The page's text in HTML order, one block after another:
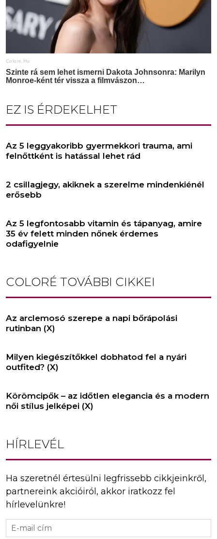
EZ IS ÉRDEKELHET
Az 5 leggyakoribb gyermekkori trauma, ami
felnőttként is hatással lehet rád
2 csillagjegy, akiknek a szerelme mindenkiénél
erősebb
Az 5 legfontosabb vitamin és tápanyag, amire
35 év felett minden nőnek érdemes
odafigyelnie
COLORÉ TOVÁBBI CIKKEI
Az arclemosó szerepe a napi bőrápolási
rutinban (X)
Milyen kiegészítőkkel dobhatod fel a nyári
outfited? (X)
Körömcipők – az időtlen elegancia és a modern
női stílus jelképei (X)
HÍRLEVÉL
Ha szeretnél értesülni legfrissebb cikkjeinkről,
partnereink akcióiról, akkor iratkozz fel
hírlevelünkre!